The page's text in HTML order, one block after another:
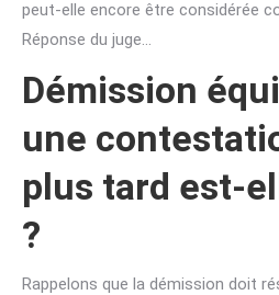
peut-elle encore être considérée
Réponse du juge…
Démission
une
plus tard est-
?
Rappelons que la démission doit